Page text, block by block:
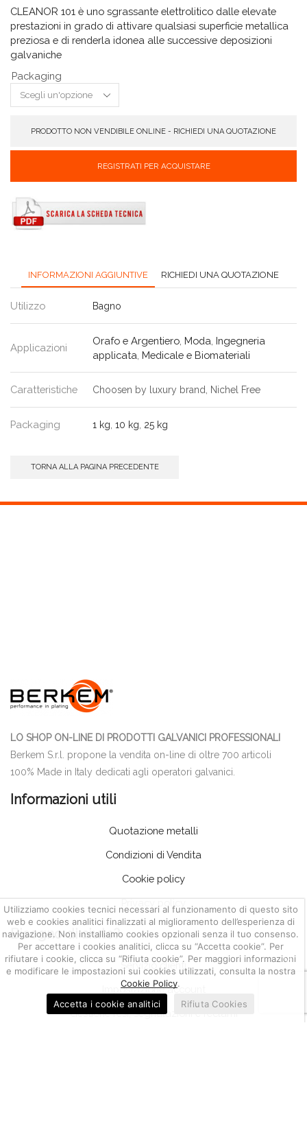
Utilizziamo cookies tecnici necessari al funzionamento di questo sito
web e cookies analitici finalizzati al miglioramento dell’esperienza di
navigazione. Non installiamo cookies opzionali senza il tuo consenso.
Per accettare i cookies analitici, clicca su “Accetta cookie”. Per
rifiutare i cookie, clicca su “Rifiuta cookie”. Per maggiori informazioni
e modificare le impostazioni sui cookies utilizzati, consulta la nostra
Cookie Policy.
Accetta i cookie analitici
Rifiuta Cookies
CLEANOR 101 è uno sgrassante elettrolitico dalle elevate
prestazioni in grado di attivare qualsiasi superficie metallica
preziosa e di renderla idonea alle successive deposizioni
galvaniche
Packaging
PRODOTTO NON VENDIBILE ONLINE - RICHIEDI UNA QUOTAZIONE
REGISTRATI PER ACQUISTARE
INFORMAZIONI AGGIUNTIVE RICHIEDI UNA QUOTAZIONE
Utilizzo Bagno
Applicazioni
Orafo e Argentiero, Moda Ingegneria
applicata Medicale e Biomateriali
Caratteristiche Choosen by luxury brand, Nichel Free
Packaging 1 kg 10 kg 25 kg
TORNA ALLA PAGINA PRECEDENTE
LO SHOP ON-LINE DI PRODOTTI GALVANICI PROFESSIONALI
Berkem S.r.l. propone la vendita on-line di oltre 700 articoli
100% Made in Italy dedicati agli operatori galvanici.
Informazioni utili
Quotazione metalli
Condizioni di Vendita
Cookie policy
Privacy policy
Bisogno di aiuto?
Servizio clienti
Impostazione account
Gestione resi, segnalazioni e reclami